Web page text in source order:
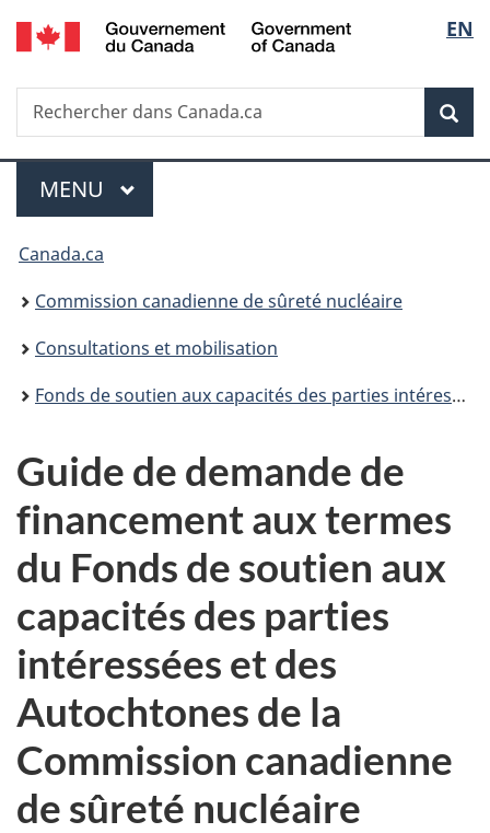
Passer
au
principal
de
la
EN
Recherche
Rechercher
dans
Menu
MENU PRINCIPAL
Vous
êtes
ici
Canada.ca
Commission canadienne de sûreté nucléaire
Consultations et mobilisation
Fonds de soutien aux capacités des parties intéressées et des Autochtones
Guide de demande de
financement aux termes
du Fonds de soutien aux
capacités des parties
intéressées et des
Autochtones de la
Commission canadienne
de sûreté nucléaire